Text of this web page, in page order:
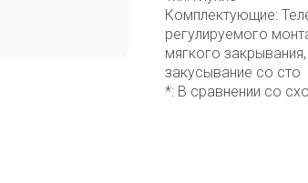
Комплектующие:
регулируемого
мягкого
закусывание со сто
*: В сравнении со